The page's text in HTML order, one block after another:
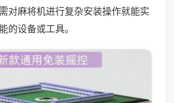
对麻将机进行复杂安装操作就能实
的设备或工具。